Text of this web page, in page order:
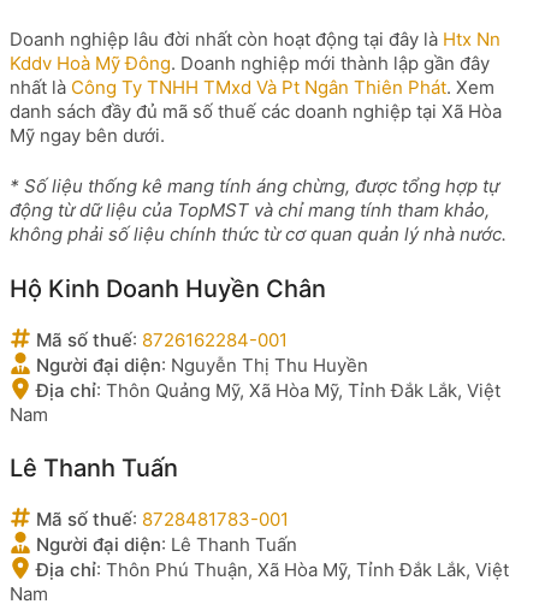
Doanh nghiệp lâu đời nhất còn hoạt động tại đây là Htx Nn
Kddv Hoà Mỹ Đông. Doanh nghiệp mới thành lập gần đây
nhất là Công Ty TNHH TMxd Và Pt Ngân Thiên Phát. Xem
danh sách đầy đủ mã số thuế các doanh nghiệp tại Xã Hòa
Mỹ ngay bên dưới.
* Số liệu thống kê mang tính áng chừng, được tổng hợp tự
động từ dữ liệu của TopMST và chỉ mang tính tham khảo,
không phải số liệu chính thức từ cơ quan quản lý nhà nước.
Hộ Kinh Doanh Huyền Chân
Mã số thuế: 8726162284-001
Người đại diện: Nguyễn Thị Thu Huyền
Địa chỉ: Thôn Quảng Mỹ, Xã Hòa Mỹ, Tỉnh Đắk Lắk, Việt
Nam
Lê Thanh Tuấn
Mã số thuế: 8728481783-001
Người đại diện: Lê Thanh Tuấn
Địa chỉ: Thôn Phú Thuận, Xã Hòa Mỹ, Tỉnh Đắk Lắk, Việt
Nam